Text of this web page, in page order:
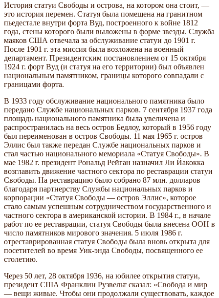
История статуи Свободы и острова, на котором она стоит, —
это история перемен. Статуя была помещена на гранитном
пьедестале внутри форта Вуд, построенного к войне 1812
года, стены которого были выложены в форме звезды. Служба
маяков США отвечала за обслуживание статуи до 1901 г.
После 1901 г. эта миссия была возложена на военный
департамент. Президентским постановлением от 15 октября
1924 г. форт Вуд (и статуя на его территории) был объявлен
национальным памятником, границы которого совпадали с
границами форта.
В 1933 году обслуживание национального памятника было
передано Службе национальных парков. 7 сентября 1937 года
площадь национального памятника была увеличена и
распространилась на весь остров Бедлоу, который в 1956 году
был переименован в остров Свободы. 11 мая 1965 г. остров
Эллис был также передан Службе национальных парков и
стал частью национального мемориала «Статуя Свободы». В
мае 1982 г. президент Рональд Рейган назначил Ли Йакокка
возглавить движение частного сектора по реставрации статуи
Свободы. На реставрацию было собрано 87 млн. долларов
благодаря партнерству Службы национальных парков и
корпорации «Статуя Свободы — остров Эллис», которое
стало самым успешным сотрудничеством государственного и
частного сектора в американской истории. В 1984 г., в начале
работ по ее реставрации, статуя Свободы была внесена ООН в
число памятников мирового значения. 5 июля 1986 г.
отреставрированная статуя Свободы была вновь открыта для
посетителей во время Уик-энда Свободы, посвященного ее
столетию.
Через 50 лет, 28 октября 1936, на юбилее открытия статуи,
президент США Франклин Рузвельт сказал: «Свобода и мир
— вещи живые. Чтобы они продолжали существовать, каждое